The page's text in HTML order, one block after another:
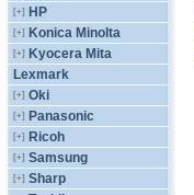
[+] HP
[+] Konica Minolta
[+] Kyocera Mita
Lexmark
[+] Oki
[+] Panasonic
[+] Ricoh
[+] Samsung
[+] Sharp